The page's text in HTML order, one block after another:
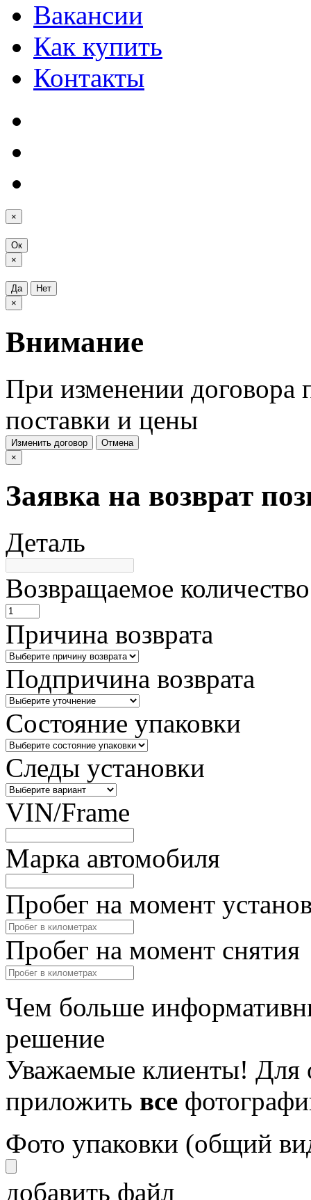
Вакансии
Как купить
Контакты
×
Ок
×
Да
Нет
×
Внимание
При изменении договора
поставки и цены
Изменить договор
Отмена
×
Заявка на возврат
Деталь
Возвращаемое количество
Причина возврата
Подпричина возврата
Состояние упаковки
Следы установки
VIN/Frame
Марка автомобиля
Пробег на момент
Пробег на момент снятия
Чем больше
решение
Уважаемые клиенты! Для
приложить все
Фото упаковки (общий
добавить файл